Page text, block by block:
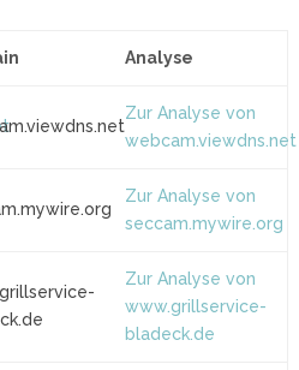
Analyse
Zur Analyse von
webcam.viewdns.net
Zur Analyse von
seccam.mywire.org
Zur Analyse von
www.grillservice-
bladeck.de